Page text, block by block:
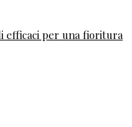
efficaci per una fioritura